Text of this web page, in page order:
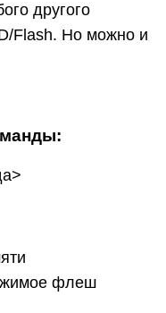
другого
Flash. Но можно и
флеш